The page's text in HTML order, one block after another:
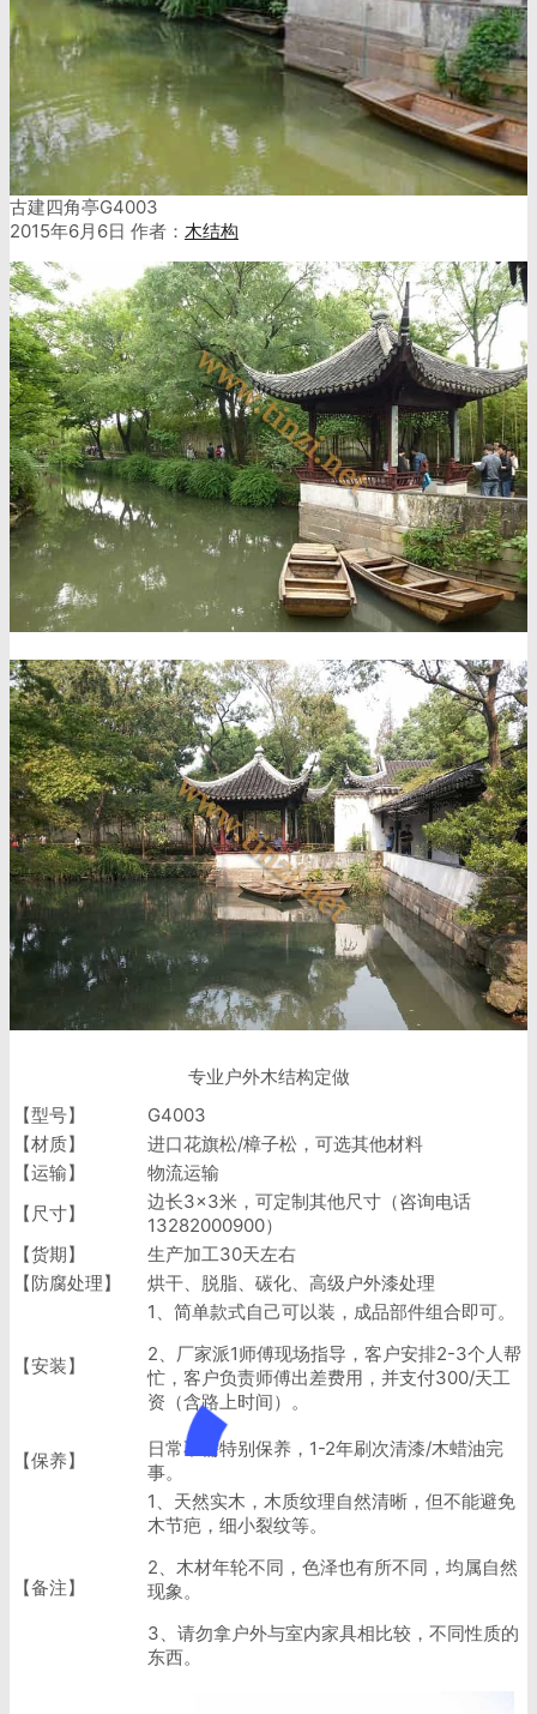
古建四角亭G4003
2015年6月6日 作者： 木结构
专业户外木结构定做
【型号】
G4003
【材质】
进口花旗松/樟子松，可选其他材料
【运输】
物流运输
【尺寸】
边长3×3米，可定制其他尺寸（咨询电话
13282000900）
【货期】
生产加工30天左右
【防腐处理】
烘干、脱脂、碳化、高级户外漆处理
【安装】
1、简单款式自己可以装，成品部件组合即可。
2、厂家派1师傅现场指导，客户安排2-3个人帮
忙，客户负责师傅出差费用，并支付300/天工
资（含路上时间）。
【保养】
日常不需特别保养，1-2年刷次清漆/木蜡油完
事。
【备注】
1、天然实木，木质纹理自然清晰，但不能避免
木节疤，细小裂纹等。
2、木材年轮不同，色泽也有所不同，均属自然
现象。
3、请勿拿户外与室内家具相比较，不同性质的
东西。